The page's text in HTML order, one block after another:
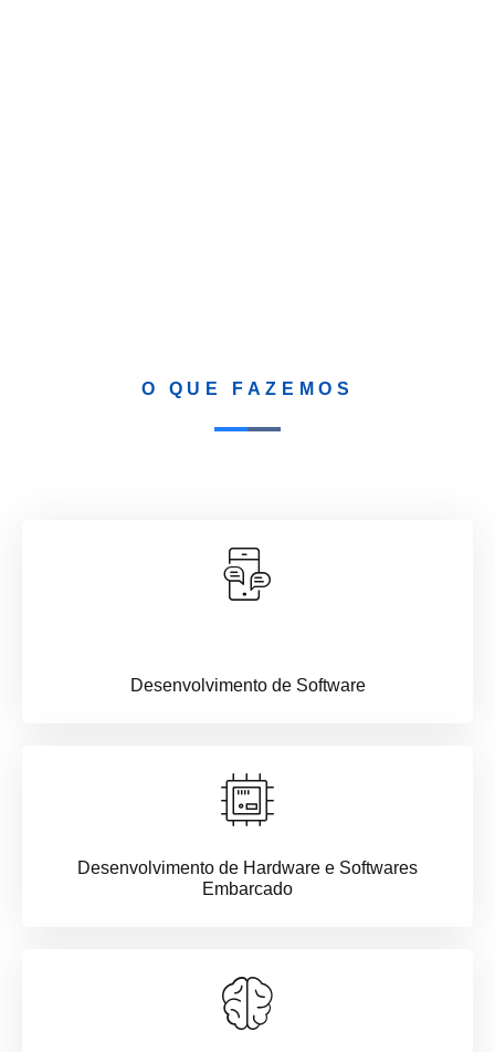
O QUE FAZEMOS
Desenvolvimento de Software
Desenvolvimento de Hardware e Softwares
Embarcado